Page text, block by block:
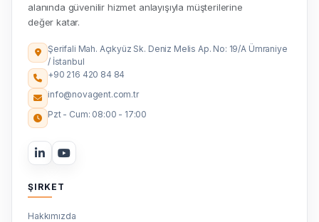
alanında güvenilir hizmet anlayışıyla müşterilerine
değer katar.
Şerifali Mah. Açıkyüz Sk. Deniz Melis Ap. No: 19/A Ümraniye
/ İstanbul
+90 216 420 84 84
info@novagent.com.tr
Pzt - Cum: 08:00 - 17:00
ŞIRKET
Hakkımızda